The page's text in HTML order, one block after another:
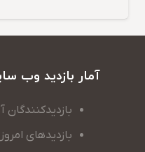
آمار بازدید وب
بازدیدکنندگان
بازدیدهای امروز: